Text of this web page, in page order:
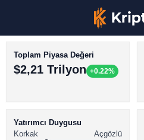
BİTCOİN HABERLERİ
Toplam Piyasa Değeri
$2,21 Trilyon +0.22%
Yatırımcı Duygusu
Korkak
Açgözlü